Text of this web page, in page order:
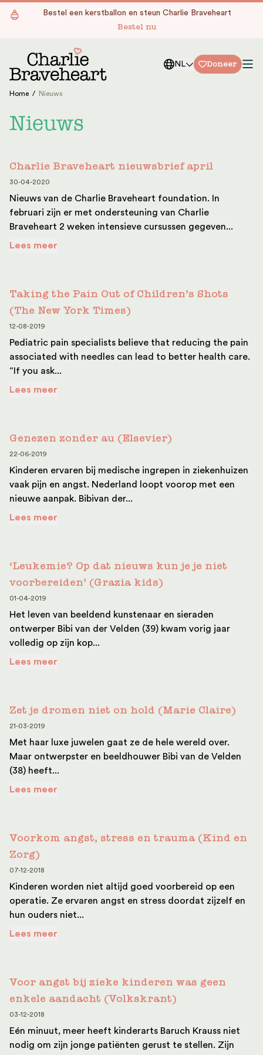
Ga naar de inhoudBestel een kerstballon en steun Charlie Braveheart
Bestel nu
NL Doneer
Home / Nieuws
Nieuws
Charlie Braveheart nieuwsbrief april
30-04-2020
Nieuws van de Charlie Braveheart foundation. In
februari zijn er met ondersteuning van Charlie
Braveheart 2 weken intensieve cursussen gegeven...
Lees meer
Taking the Pain Out of Children’s Shots
(The New York Times)
12-08-2019
Pediatric pain specialists believe that reducing the pain
associated with needles can lead to better health care.
“If you ask...
Lees meer
Genezen zonder au (Elsevier)
22-06-2019
Kinderen ervaren bij medische ingrepen in ziekenhuizen
vaak pijn en angst. Nederland loopt voorop met een
nieuwe aanpak. Bibivan der...
Lees meer
‘Leukemie? Op dat nieuws kun je je niet
voorbereiden’ (Grazia kids)
01-04-2019
Het leven van beeldend kunstenaar en sieraden
ontwerper Bibi van der Velden (39) kwam vorig jaar
volledig op zijn kop...
Lees meer
Zet je dromen niet on hold (Marie Claire)
21-03-2019
Met haar luxe juwelen gaat ze de hele wereld over.
Maar ontwerpster en beeldhouwer Bibi van de Velden
(38) heeft...
Lees meer
Voorkom angst, stress en trauma (Kind en
Zorg)
07-12-2018
Kinderen worden niet altijd goed voorbereid op een
operatie. Ze ervaren angst en stress doordat zijzelf en
hun ouders niet...
Lees meer
Voor angst bij zieke kinderen was geen
enkele aandacht (Volkskrant)
03-12-2018
Eén minuut, meer heeft kinderarts Baruch Krauss niet
nodig om zijn jonge patiënten gerust te stellen. Zijn